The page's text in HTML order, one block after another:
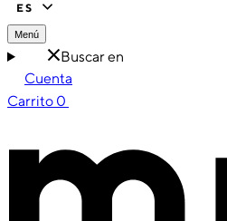
ES
Menú
Buscar en
Cuenta
Carrito 0